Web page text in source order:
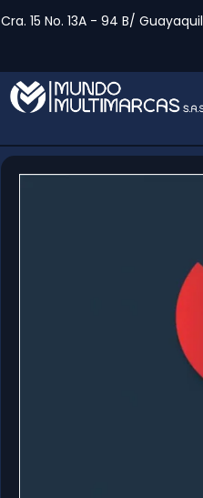
Cra. 15 No. 13A - 94 B/ Guayaquil